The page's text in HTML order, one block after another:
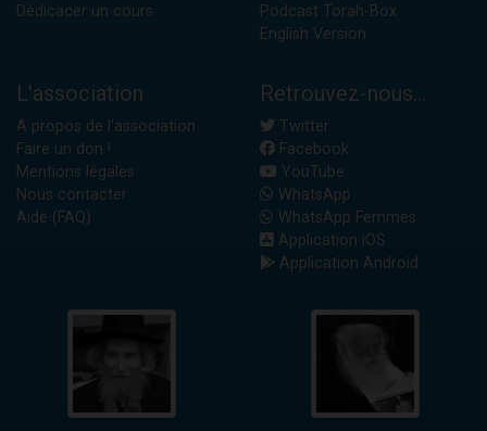
Dédicacer un cours
Podcast Torah-Box
English Version
L'association
A propos de l'association
Faire un don !
Mentions légales
Nous contacter
Aide (FAQ)
Retrouvez-nous...
Twitter
Facebook
YouTube
WhatsApp
WhatsApp Femmes
Application iOS
Application Android